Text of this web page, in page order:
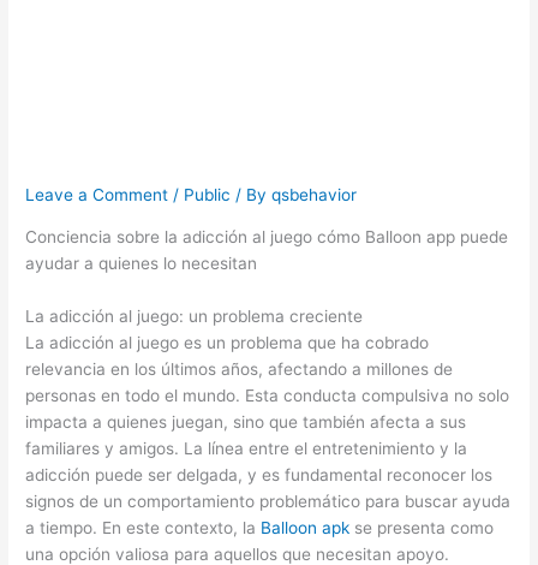
Leave a Comment / Public / Byqsbehavior
Conciencia sobre la adicción al juego cómo Balloon app puede
ayudar a quienes lo necesitan
La adicción al juego: un problema creciente
La adicción al juego es un problema que ha cobrado
relevancia en los últimos años, afectando a millones de
personas en todo el mundo. Esta conducta compulsiva no solo
impacta a quienes juegan, sino que también afecta a sus
familiares y amigos. La línea entre el entretenimiento y la
adicción puede ser delgada, y es fundamental reconocer los
signos de un comportamiento problemático para buscar ayuda
a tiempo. En este contexto, la Balloon apk se presenta como
una opción valiosa para aquellos que necesitan apoyo.